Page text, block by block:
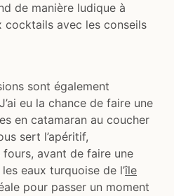
de manière ludique à
avec les conseils
sont également
eu la chance de faire une
en catamaran au coucher
sert l’apéritif,
avant de faire une
eaux turquoise de l’île
pour passer un moment